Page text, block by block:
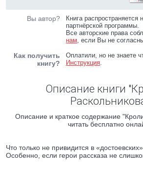
Вы автор?
Книга распространяется
партнёрской программы.
Все авторские права
нам, если Вы не
Как получить
книгу?
Оплатили, но не знаете
Инструкция.
Описание книги
Описание и краткое содержание
читать бесплатно
Что только не привидится в
Особенно, если герои рассказа не